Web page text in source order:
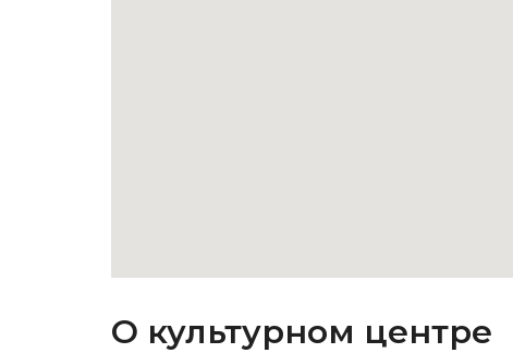
О культурном центре